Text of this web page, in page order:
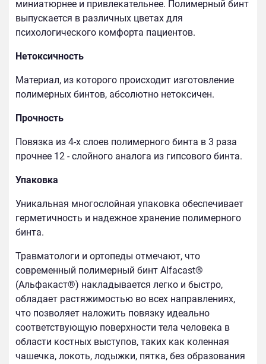
миниатюрнее и привлекательнее. Полимерный бинт
выпускается в различных цветах для
психологического комфорта пациентов.
Нетоксичность
Материал, из которого происходит изготовление
полимерных бинтов, абсолютно нетоксичен.
Прочность
Повязка из 4-х слоев полимерного бинта в 3 раза
прочнее 12 - слойного аналога из гипсового бинта.
Упаковка
Уникальная многослойная упаковка обеспечивает
герметичность и надежное хранение полимерного
бинта.
Травматологи и ортопеды отмечают, что
современный полимерный бинт Alfacast®
(Альфакаст®) накладывается легко и быстро,
обладает растяжимостью во всех направлениях,
что позволяет наложить повязку идеально
соответствующую поверхности тела человека в
области костных выступов, таких как коленная
чашечка, локоть, лодыжки, пятка, без образования